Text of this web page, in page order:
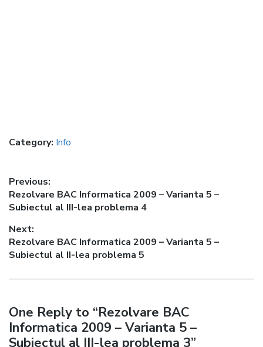
Category: Info
Post
navigation
Previous:
Previous
post:
Rezolvare BAC Informatica 2009 – Varianta 5 –
Subiectul al III-lea problema 4
Next:
Next
post:
Rezolvare BAC Informatica 2009 – Varianta 5 –
Subiectul al II-lea problema 5
One Reply to “Rezolvare BAC
Informatica 2009 – Varianta 5 –
Subiectul al III-lea problema 3”